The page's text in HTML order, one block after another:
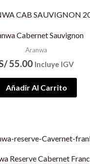
Cabernet Sauvignon
Aranwa
55.00 Incluye IGV
Añadir Al Carrito
Reserve Cabernet Franc